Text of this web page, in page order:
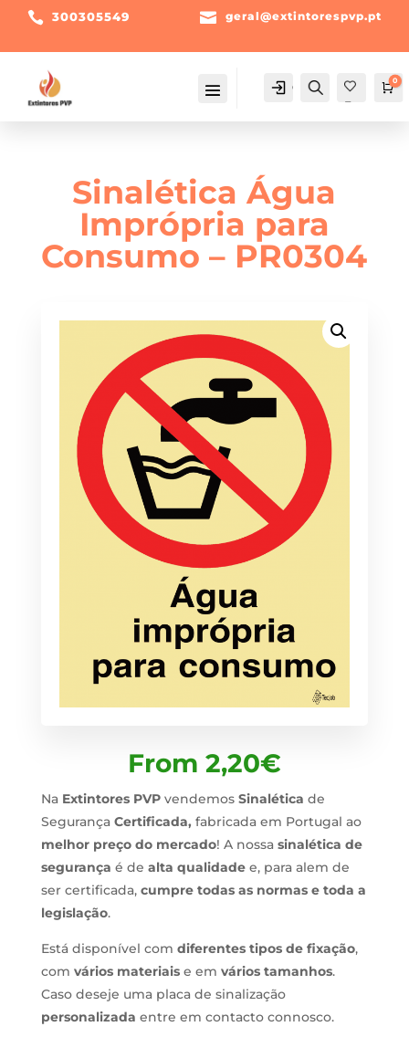
 300305549  geral@extintorespvp.pt
Conta
Pesquisa
Fav
0
Sinalética Água
Imprópria para
Consumo – PR0304
From 2,20€
Na Extintores PVPvendemos Sinalética de
Segurança Certificada, fabricada em Portugal ao
melhor preço do mercado! A nossa sinalética de
segurança é de alta qualidadee, para alem de
ser certificada, cumpre todas as normas e toda a
legislação.
Está disponível com diferentes tipos de fixação,
com vários materiaise em vários tamanhos.
Caso deseje uma placa de sinalização
personalizada entre em contacto connosco.